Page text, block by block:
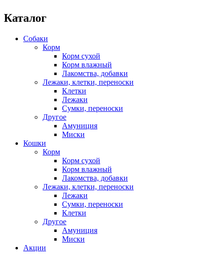
Каталог
Собаки
Корм
Корм сухой
Корм влажный
Лакомства, добавки
Лежаки, клетки, переноски
Клетки
Лежаки
Сумки, переноски
Другое
Амуниция
Миски
Кошки
Корм
Корм сухой
Корм влажный
Лакомства, добавки
Лежаки, клетки, переноски
Лежаки
Сумки, переноски
Клетки
Другое
Амуниция
Миски
Акции